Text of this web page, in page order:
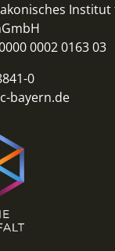
0002 0163 03
0
bayern.de